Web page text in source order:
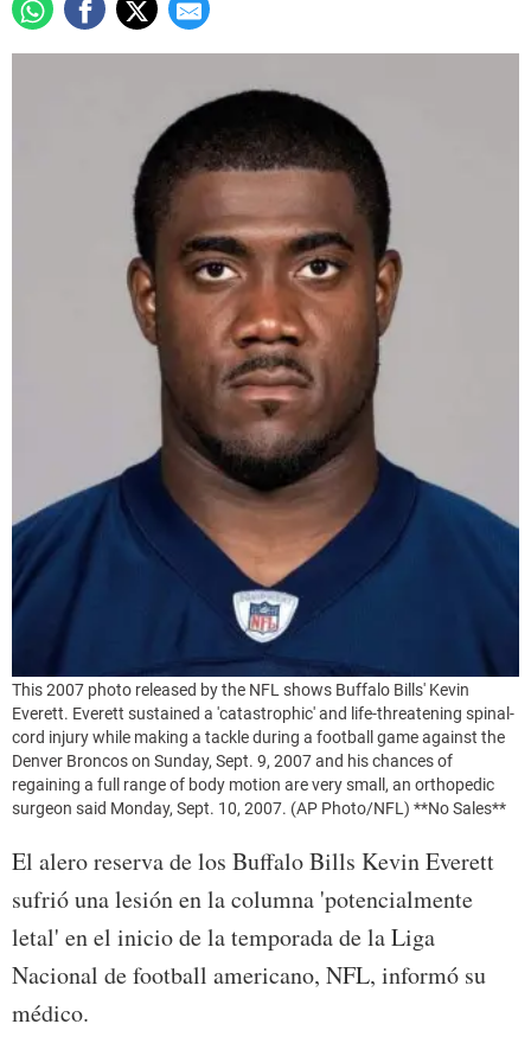
This 2007 photo released by the NFL shows Buffalo Bills' Kevin
Everett. Everett sustained a 'catastrophic' and life-threatening spinal-
cord injury while making a tackle during a football game against the
Denver Broncos on Sunday, Sept. 9, 2007 and his chances of
regaining a full range of body motion are very small, an orthopedic
surgeon said Monday, Sept. 10, 2007. (AP Photo/NFL) **No Sales**
El alero reserva de los Buffalo Bills Kevin Everett
sufrió una lesión en la columna 'potencialmente
letal' en el inicio de la temporada de la Liga
Nacional de football americano, NFL, informó su
médico.